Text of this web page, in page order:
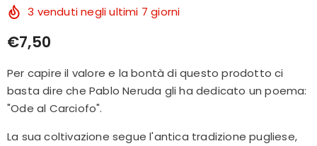
3 venduti negli ultimi 7 giorni
€7,50
Per capire il valore e la bontà di questo prodotto ci
basta dire che Pablo Neruda gli ha dedicato un poema:
"Ode al Carciofo".
La sua coltivazione segue l'antica tradizione pugliese,
NEWSLETTER
Iscriviti per ricevere subito un BUONO SCONTO
nostre ultime novità!!!